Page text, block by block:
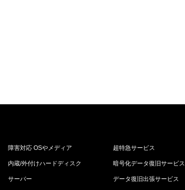
障害対応 OSやメディア
内蔵/外付けハードディスク
サーバー
超特急サービス
暗号化データ復旧サービス
データ復旧出張サービス